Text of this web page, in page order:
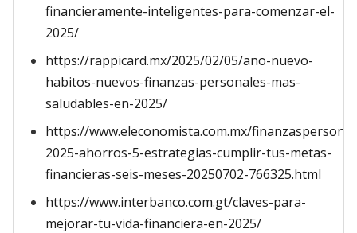
financieramente-inteligentes-para-comenzar-el-
2025/
https://rappicard.mx/2025/02/05/ano-nuevo-
habitos-nuevos-finanzas-personales-mas-
saludables-en-2025/
https://www.eleconomista.com.mx/
2025-ahorros-5-estrategias-cumplir-tus-metas-
financieras-seis-meses-20250702-766325.html
https://www.interbanco.com.gt/claves-para-
mejorar-tu-vida-financiera-en-2025/